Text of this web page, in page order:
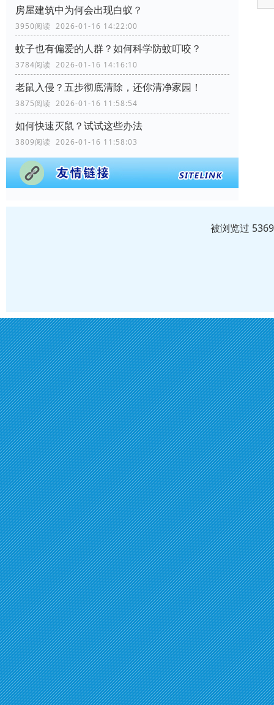
房屋建筑中为何会出现白蚁？
3950阅读 2026-01-16 14:22:00
蚊子也有偏爱的人群？如何科学防蚊叮咬？
3784阅读 2026-01-16 14:16:10
老鼠入侵？五步彻底清除，还你清净家园！
3875阅读 2026-01-16 11:58:54
如何快速灭鼠？试试这些办法
3809阅读 2026-01-16 11:58:03
被浏览过